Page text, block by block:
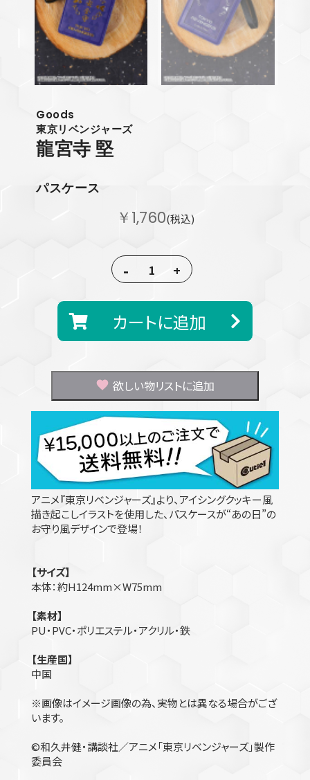
Goods
東京リベンジャーズ
龍宮寺 堅
パスケース
￥1,760(税込)
- +
カートに追加
欲しい物リストに追加
アニメ『東京リベンジャーズ』より、アイシングクッキー風
描き起こしイラストを使用した、パスケースが“あの日”の
お守り風デザインで登場！
【サイズ】
本体：約H124mm×W75mm
【素材】
PU・PVC・ポリエステル・アクリル・鉄
【生産国】
中国
※画像はイメージ画像の為、実物とは異なる場合がござ
います。
©和久井健・講談社／アニメ「東京リベンジャーズ」製作
委員会